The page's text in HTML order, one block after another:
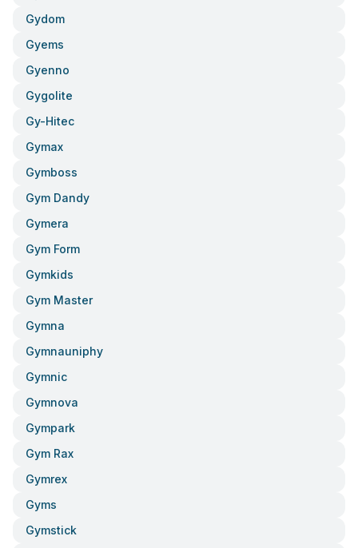
Gydom
Gyems
Gyenno
Gygolite
Gy-Hitec
Gymax
Gymboss
Gym Dandy
Gymera
Gym Form
Gymkids
Gym Master
Gymna
Gymnauniphy
Gymnic
Gymnova
Gympark
Gym Rax
Gymrex
Gyms
Gymstick